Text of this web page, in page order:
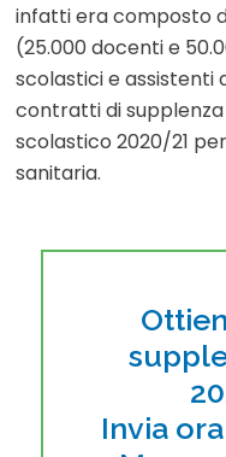
infatti era composto
(25.000 docenti e
scolastici e assistenti
contratti di
scolastico 2020/21
sanitaria.
Invia